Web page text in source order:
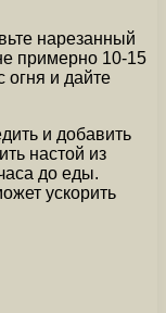
нарезанный
примерно 10-15
огня и дайте
и добавить
настой из
до еды.
ускорить